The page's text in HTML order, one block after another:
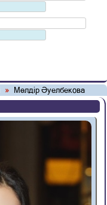
»
Мөлдір Әуелбекова